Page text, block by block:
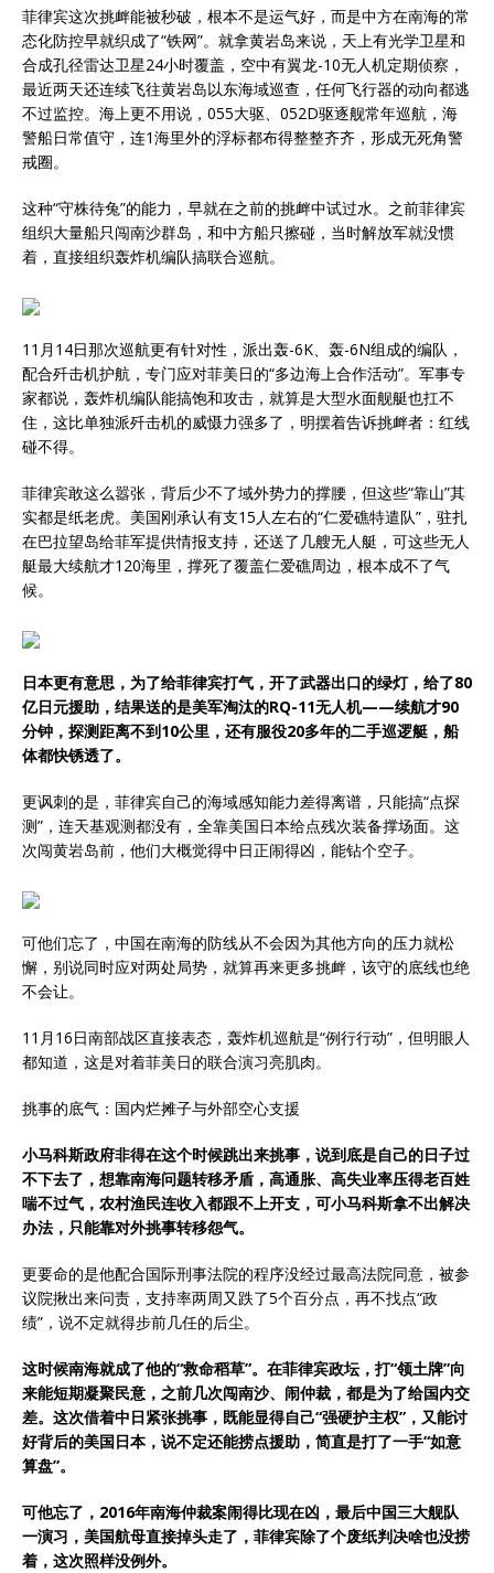
菲律宾这次挑衅能被秒破，根本不是运气好，而是中方在南海的常
态化防控早就织成了“铁网”。就拿黄岩岛来说，天上有光学卫星和
合成孔径雷达卫星24小时覆盖，空中有翼龙-10无人机定期侦察，
最近两天还连续飞往黄岩岛以东海域巡查，任何飞行器的动向都逃
不过监控。海上更不用说，055大驱、052D驱逐舰常年巡航，海
警船日常值守，连1海里外的浮标都布得整整齐齐，形成无死角警
戒圈。
这种“守株待兔”的能力，早就在之前的挑衅中试过水。之前菲律宾
组织大量船只闯南沙群岛，和中方船只擦碰，当时解放军就没惯
着，直接组织轰炸机编队搞联合巡航。
11月14日那次巡航更有针对性，派出轰-6K、轰-6N组成的编队，
配合歼击机护航，专门应对菲美日的“多边海上合作活动”。军事专
家都说，轰炸机编队能搞饱和攻击，就算是大型水面舰艇也扛不
住，这比单独派歼击机的威慑力强多了，明摆着告诉挑衅者：红线
碰不得。
菲律宾敢这么嚣张，背后少不了域外势力的撑腰，但这些“靠山”其
实都是纸老虎。美国刚承认有支15人左右的“仁爱礁特遣队”，驻扎
在巴拉望岛给菲军提供情报支持，还送了几艘无人艇，可这些无人
艇最大续航才120海里，撑死了覆盖仁爱礁周边，根本成不了气
候。
日本更有意思，为了给菲律宾打气，开了武器出口的绿灯，给了80
亿日元援助，结果送的是美军淘汰的RQ-11无人机——续航才90
分钟，探测距离不到10公里，还有服役20多年的二手巡逻艇，船
体都快锈透了。
更讽刺的是，菲律宾自己的海域感知能力差得离谱，只能搞“点探
测”，连天基观测都没有，全靠美国日本给点残次装备撑场面。这
次闯黄岩岛前，他们大概觉得中日正闹得凶，能钻个空子。
可他们忘了，中国在南海的防线从不会因为其他方向的压力就松
懈，别说同时应对两处局势，就算再来更多挑衅，该守的底线也绝
不会让。
11月16日南部战区直接表态，轰炸机巡航是“例行行动”，但明眼人
都知道，这是对着菲美日的联合演习亮肌肉。
挑事的底气：国内烂摊子与外部空心支援
小马科斯政府非得在这个时候跳出来挑事，说到底是自己的日子过
不下去了，想靠南海问题转移矛盾，高通胀、高失业率压得老百姓
喘不过气，农村渔民连收入都跟不上开支，可小马科斯拿不出解决
办法，只能靠对外挑事转移怨气。
更要命的是他配合国际刑事法院的程序没经过最高法院同意，被参
议院揪出来问责，支持率两周又跌了5个百分点，再不找点“政
绩”，说不定就得步前几任的后尘。
这时候南海就成了他的“救命稻草”。在菲律宾政坛，打“领土牌”向
来能短期凝聚民意，之前几次闯南沙、闹仲裁，都是为了给国内交
差。这次借着中日紧张挑事，既能显得自己“强硬护主权”，又能讨
好背后的美国日本，说不定还能捞点援助，简直是打了一手“如意
算盘”。
可他忘了，2016年南海仲裁案闹得比现在凶，最后中国三大舰队
一演习，美国航母直接掉头走了，菲律宾除了个废纸判决啥也没捞
着，这次照样没例外。